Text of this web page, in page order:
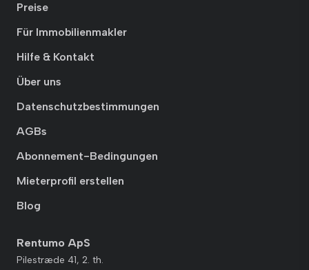
Preise
Für Immobilienmakler
Hilfe & Kontakt
Über uns
Datenschutzbestimmungen
AGBs
Abonnement-Bedingungen
Mieterprofil erstellen
Blog
Rentumo ApS
Pilestræde 41, 2. th.